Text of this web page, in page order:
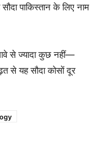
पाकिस्तान के लिए नाम
से ज्यादा कुछ नहीं—
से यह सौदा कोसों दूर